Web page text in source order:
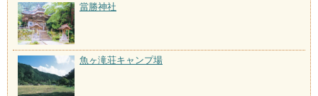
當勝神社
魚ヶ滝荘キャンプ場